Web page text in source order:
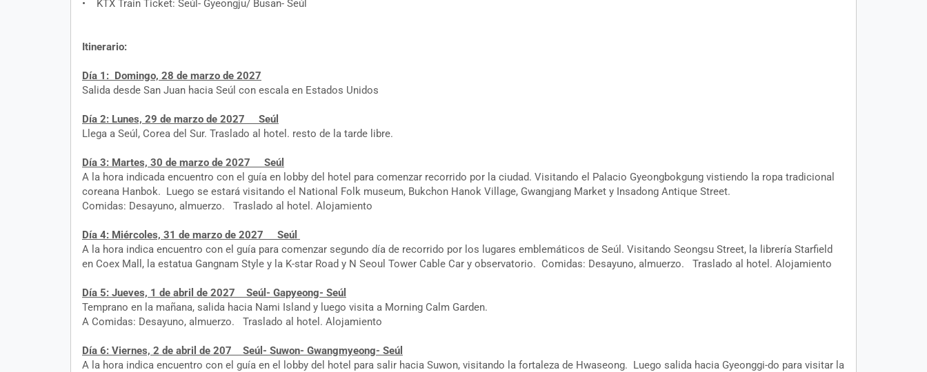
• KTX Train Ticket: Seúl- Gyeongju/ Busan- Seúl
Itinerario:
Día 1: Domingo, 28 de marzo de 2027
Salida desde San Juan hacia Seúl con escala en Estados Unidos
Día 2: Lunes, 29 de marzo de 2027 Seúl
Llega a Seúl, Corea del Sur. Traslado al hotel. resto de la tarde libre.
Día 3: Martes, 30 de marzo de 2027 Seúl
A la hora indicada encuentro con el guía en lobby del hotel para comenzar recorrido por la ciudad. Visitando el Palacio Gyeongbokgung vistiendo la ropa tradicional
coreana Hanbok. Luego se estará visitando el National Folk museum, Bukchon Hanok Village, Gwangjang Market y Insadong Antique Street.
Comidas: Desayuno, almuerzo. Traslado al hotel. Alojamiento
Día 4: Miércoles, 31 de marzo de 2027 Seúl
A la hora indica encuentro con el guía para comenzar segundo día de recorrido por los lugares emblemáticos de Seúl. Visitando Seongsu Street, la librería Starfield
en Coex Mall, la estatua Gangnam Style y la K-star Road y N Seoul Tower Cable Car y observatorio. Comidas: Desayuno, almuerzo. Traslado al hotel. Alojamiento
Día 5: Jueves, 1 de abril de 2027 Seúl- Gapyeong- Seúl
Temprano en la mañana, salida hacia Nami Island y luego visita a Morning Calm Garden.
A Comidas: Desayuno, almuerzo. Traslado al hotel. Alojamiento
Día 6: Viernes, 2 de abril de 207 Seúl- Suwon- Gwangmyeong- Seúl
A la hora indica encuentro con el guía en el lobby del hotel para salir hacia Suwon, visitando la fortaleza de Hwaseong. Luego salida hacia Gyeonggi-do para visitar la